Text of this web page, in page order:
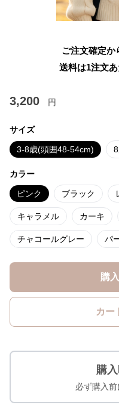
ご注文確定か
送料は1注文あ
3,200 円
サイズ
3-8歳(頭囲48-54cm)
カラー
ピンク ブラック
キャラメル カーキ
チャコールグレー パ
購
カー
購
必ず購入前